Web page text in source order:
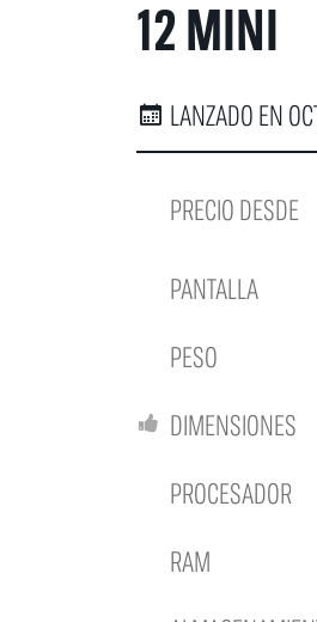
12 MINI
LANZADO EN
PRECIO DESDE
PANTALLA
PESO
DIMENSIONES
PROCESADOR
RAM